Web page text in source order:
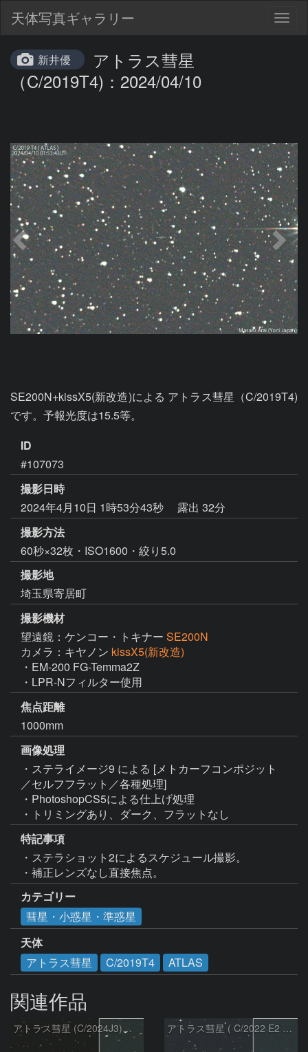
天体写真ギャラリー
新井優
アトラス彗星
（C/2019T4)：2024/04/10
SE200N+kissX5(新改造)による アトラス彗星（C/2019T4)
です。予報光度は15.5等。
ID
#107073
撮影日時
2024年4月10日 1時53分43秒
露出 32分
撮影方法
60秒×32枚・ISO1600・絞り5.0
撮影地
埼玉県寄居町
撮影機材
望遠鏡：ケンコー・トキナー SE200N
カメラ：キヤノン kissX5(新改造)
・EM-200 FG-Temma2Z
・LPR-Nフィルター使用
焦点距離
1000mm
画像処理
・ステライメージ9 による [メトカーフコンポジット
／セルフフラット／各種処理]
・PhotoshopCS5による仕上げ処理
・トリミングあり、ダーク、フラットなし
特記事項
・ステラショット2によるスケジュール撮影。
・補正レンズなし直接焦点。
カテゴリー
彗星・小惑星・準惑星
天体
アトラス彗星
C/2019T4 ATLAS
関連作品
アトラス彗星 (C/2024J3)：2026/08/05 アトラス彗星 ( C/2022 E2 )：2026/07/27